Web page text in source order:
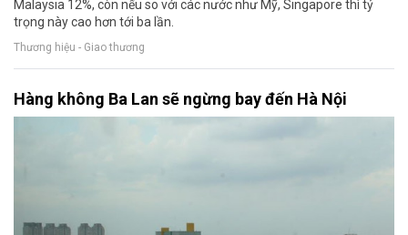
Malaysia 12%, còn nếu so với các nước như Mỹ, Singapore thì tỷ
trọng này cao hơn tới ba lần.
Thương hiệu - Giao thương
Hàng không Ba Lan sẽ ngừng bay đến Hà Nội